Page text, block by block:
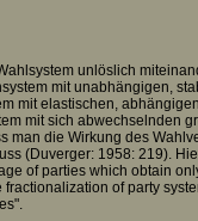
unlöslich
mit unabhängigen,
mit elastischen,
mit sich abwechselnden
man die Wirkung des
(Duverger: 1958: 219).
of parties which obtain
of party